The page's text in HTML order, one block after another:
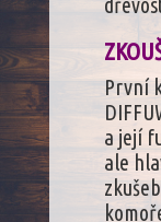
První
a její
ale